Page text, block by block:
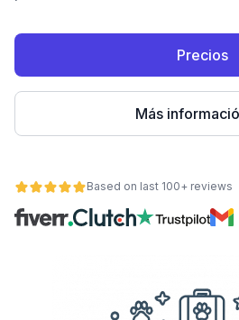
Precios
Más
Based on last 100+ reviews